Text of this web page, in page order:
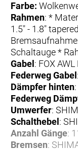
Farbe:
Rahmen: *
1.5" - 1.8"
Schaltauge *
Gabel : FOX
Federweg Gabel
Dämpfer hinten
Federweg
Umwerfer:
Schalthebel :
Anzahl Gänge:
Bremsen: